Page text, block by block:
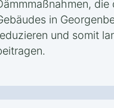
in
und somit